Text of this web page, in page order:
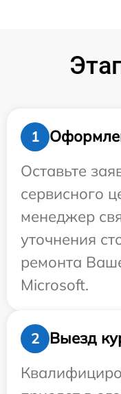
1
Оставьте
сервисного
менеджер
уточнения
ремонта
Microsoft.
2
Выезд